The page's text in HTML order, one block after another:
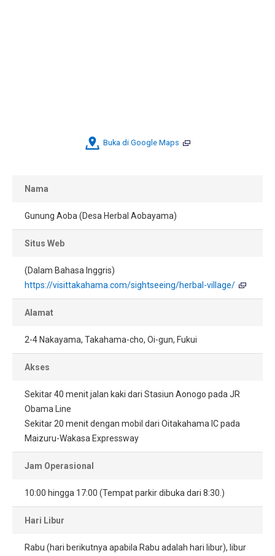
Buka di Google Maps
Nama
Gunung Aoba (Desa Herbal Aobayama)
Situs Web
(Dalam Bahasa Inggris)
https://visittakahama.com/sightseeing/herbal-village/
Alamat
2-4 Nakayama, Takahama-cho, Oi-gun, Fukui
Akses
Sekitar 40 menit jalan kaki dari Stasiun Aonogo pada JR
Obama Line
Sekitar 20 menit dengan mobil dari Oitakahama IC pada
Maizuru-Wakasa Expressway
Jam Operasional
10:00 hingga 17:00 (Tempat parkir dibuka dari 8:30.)
Hari Libur
Rabu (hari berikutnya apabila Rabu adalah hari libur), libur